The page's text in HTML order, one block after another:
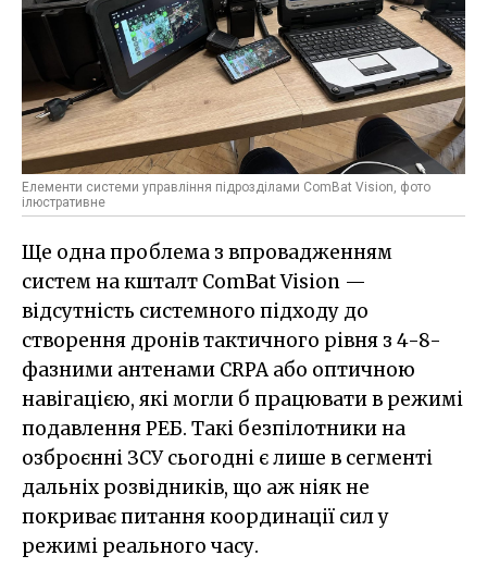
Елементи системи управління підрозділами ComBat Vision, фото
ілюстративне
Ще одна проблема з впровадженням
систем на кшталт ComBat Vision —
відсутність системного підходу до
створення дронів тактичного рівня з 4-8-
фазними антенами CRPA або оптичною
навігацією, які могли б працювати в режимі
подавлення РЕБ. Такі безпілотники на
озброєнні ЗСУ сьогодні є лише в сегменті
дальніх розвідників, що аж ніяк не
покриває питання координації сил у
режимі реального часу.